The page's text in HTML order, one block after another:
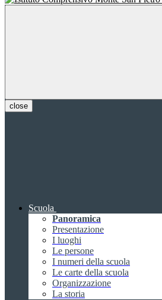
close
Scuola
Panoramica
Presentazione
I luoghi
Le persone
I numeri della scuola
Le carte della scuola
Organizzazione
La storia